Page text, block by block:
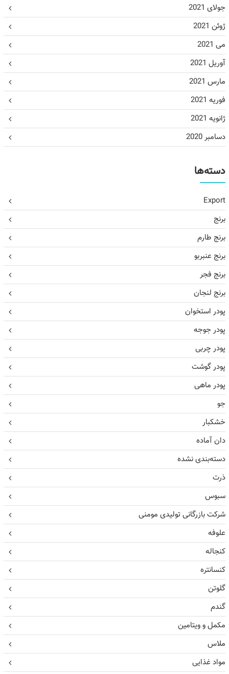
جولای 2021
ژوئن 2021
می 2021
آوریل 2021
مارس 2021
فوریه 2021
ژانویه 2021
دسامبر 2020
دسته‌ها
Export
برنج
برنج طارم
برنج عنبربو
برنج فجر
برنج لنجان
پودر استخوان
پودر جوجه
پودر چربی
پودر گوشت
پودر ماهی
جو
خشکبار
دان آماده
دسته‌بندی نشده
ذرت
سبوس
شرکت بازرگانی تولیدی مومنی
علوفه
کنجاله
کنسانتره
گلوتن
گندم
مکمل و ویتامین
ملاس
مواد غذایی